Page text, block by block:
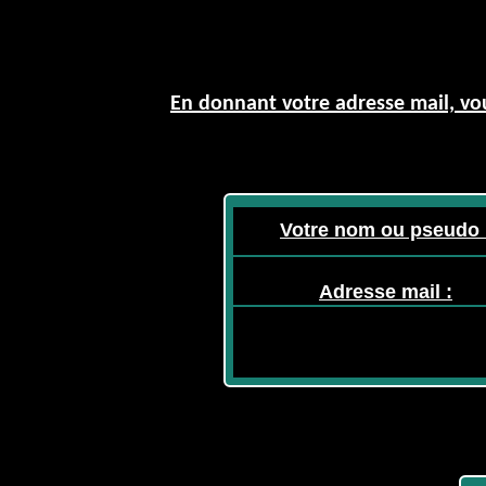
En donnant votre adresse mail,
Votre nom ou pseudo
Adresse mail :